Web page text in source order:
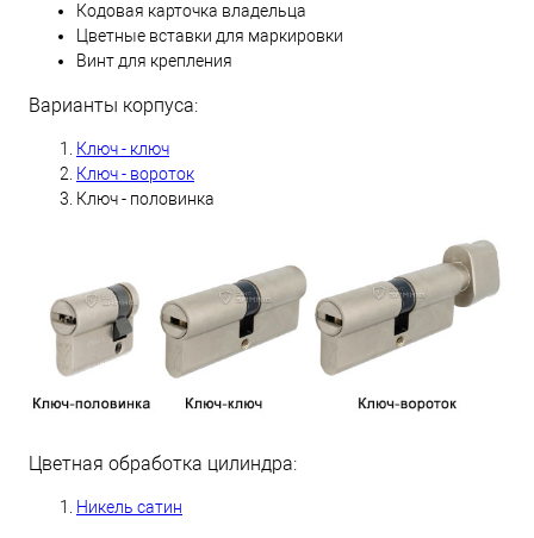
Кодовая карточка владельца
Цветные вставки для маркировки
Винт для крепления
Варианты корпуса:
Ключ - ключ
Ключ - вороток
Ключ - половинка
Цветная обработка цилиндра:
Никель сатин